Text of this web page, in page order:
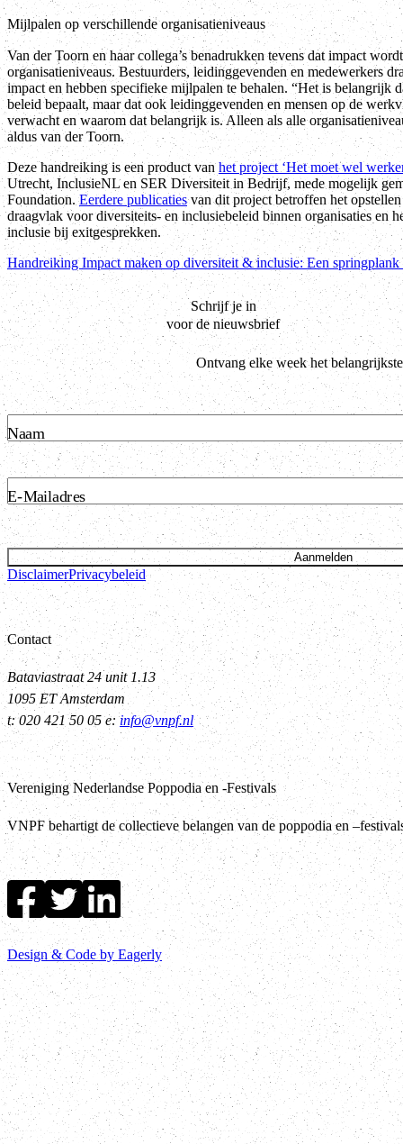
Mijlpalen op verschillende organisatieniveaus
Van der Toorn en haar collega’s benadrukken tevens dat impact
organisatieniveaus. Bestuurders, leidinggevenden en medewerkers
impact en hebben specifieke mijlpalen te behalen. “Het is belangrijk
beleid bepaalt, maar dat ook leidinggevenden en mensen op de
verwacht en waarom dat belangrijk is. Alleen als alle
aldus van der Toorn.
Deze handreiking is een product vanhet project ‘Het moet wel
Utrecht, InclusieNL en SER Diversiteit in Bedrijf, mede mogelijk
Foundation.Eerdere publicatiesvan dit project betroffen het
draagvlak voor diversiteits- en inclusiebeleid binnen organisaties en
inclusie bij exitgesprekken.
Handreiking Impact maken op diversiteit & inclusie: Een springplank
Schrijf je in
voor de nieuwsbrief
Ontvang elke week het
Naam
E-Mailadres
Aanmelden
DisclaimerPrivacybeleid
Contact
Bataviastraat 24 unit 1.13
1095 ET Amsterdam
t: 020 421 50 05 e:info@vnpf.nl
Vereniging Nederlandse Poppodia en -Festivals
VNPF behartigt de collectieve belangen van de poppodia en
Design & Code by Eagerly